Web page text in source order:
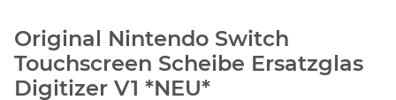
Original Nintendo Switch
Touchscreen Scheibe Ersatzglas
Digitizer V1 *NEU*